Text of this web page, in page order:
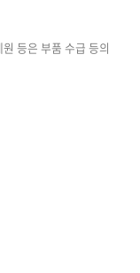
등은 부품 수급 등의